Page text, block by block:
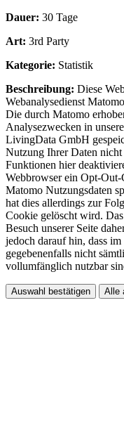
Dauer: 30 Tage
Art: 3rd Party
Kategorie: Statistik
Beschreibung: Diese
Webanalysedienst
Die durch Matomo
Analysezwecken in
LivingData GmbH
Nutzung Ihrer Daten nicht
Funktionen hier
Webbrowser ein Opt-
Matomo Nutzungsdaten
hat dies allerdings zur
Cookie gelöscht wird.
Besuch unserer Seite
jedoch darauf hin, dass
gegebenenfalls nicht
vollumfänglich nutzbar
Auswahl bestätigen Alle